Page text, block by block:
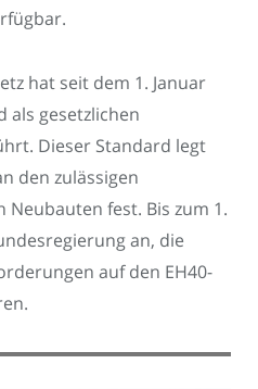
hat seit dem 1. Januar
als gesetzlichen
Dieser Standard legt
den zulässigen
fest. Bis zum 1.
an, die
auf den EH40-